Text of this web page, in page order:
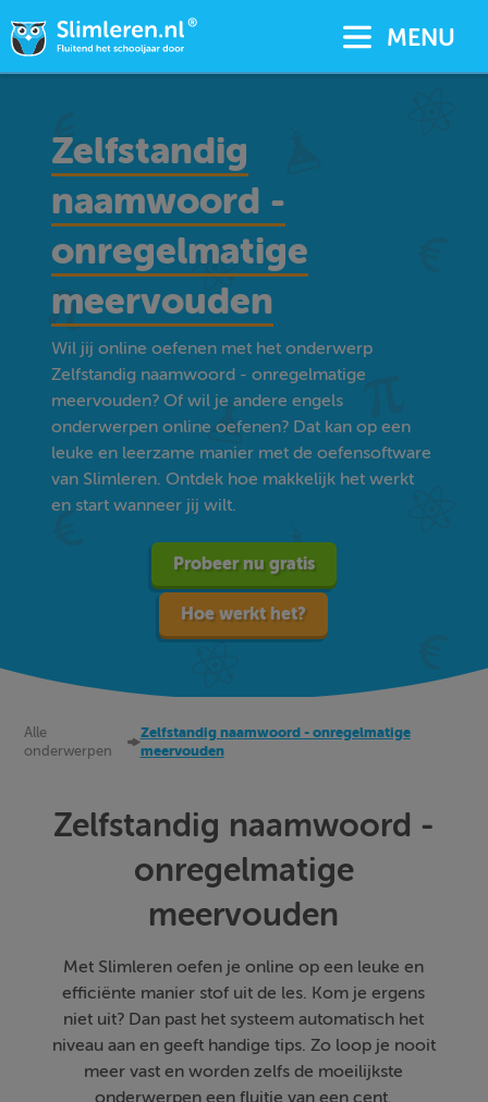
MENU
Zelfstandig
naamwoord -
onregelmatige
meervouden
Wil jij online oefenen met het onderwerp
Zelfstandig naamwoord - onregelmatige
meervouden? Of wil je andere engels
onderwerpen online oefenen? Dat kan op een
leuke en leerzame manier met de oefensoftware
van Slimleren. Ontdek hoe makkelijk het werkt
en start wanneer jij wilt.
Probeer nu gratis
Hoe werkt het?
Alle
onderwerpen
Zelfstandig naamwoord - onregelmatige
meervouden
Zelfstandig naamwoord -
onregelmatige
meervouden
Met Slimleren oefen je online op een leuke en
efficiënte manier stof uit de les. Kom je ergens
niet uit? Dan past het systeem automatisch het
niveau aan en geeft handige tips. Zo loop je nooit
meer vast en worden zelfs de moeilijkste
onderwerpen een fluitje van een cent.